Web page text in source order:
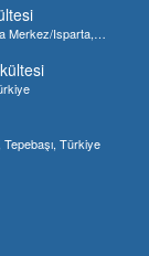
Merkez/Isparta,
Türkiye